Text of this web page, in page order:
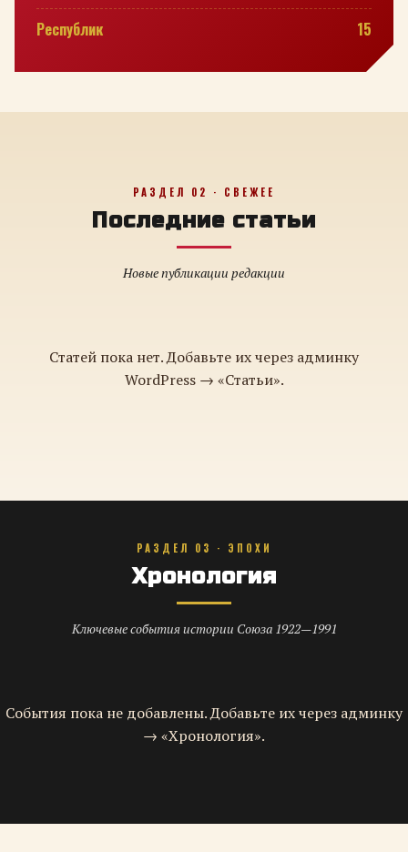
Республик
15
РАЗДЕЛ 02 · СВЕЖЕЕ
Последние статьи
Новые публикации редакции
Статей пока нет. Добавьте их через админку
WordPress → «Статьи».
РАЗДЕЛ 03 · ЭПОХИ
Хронология
Ключевые события истории Союза 1922—1991
События пока не добавлены. Добавьте их через админку
→ «Хронология».